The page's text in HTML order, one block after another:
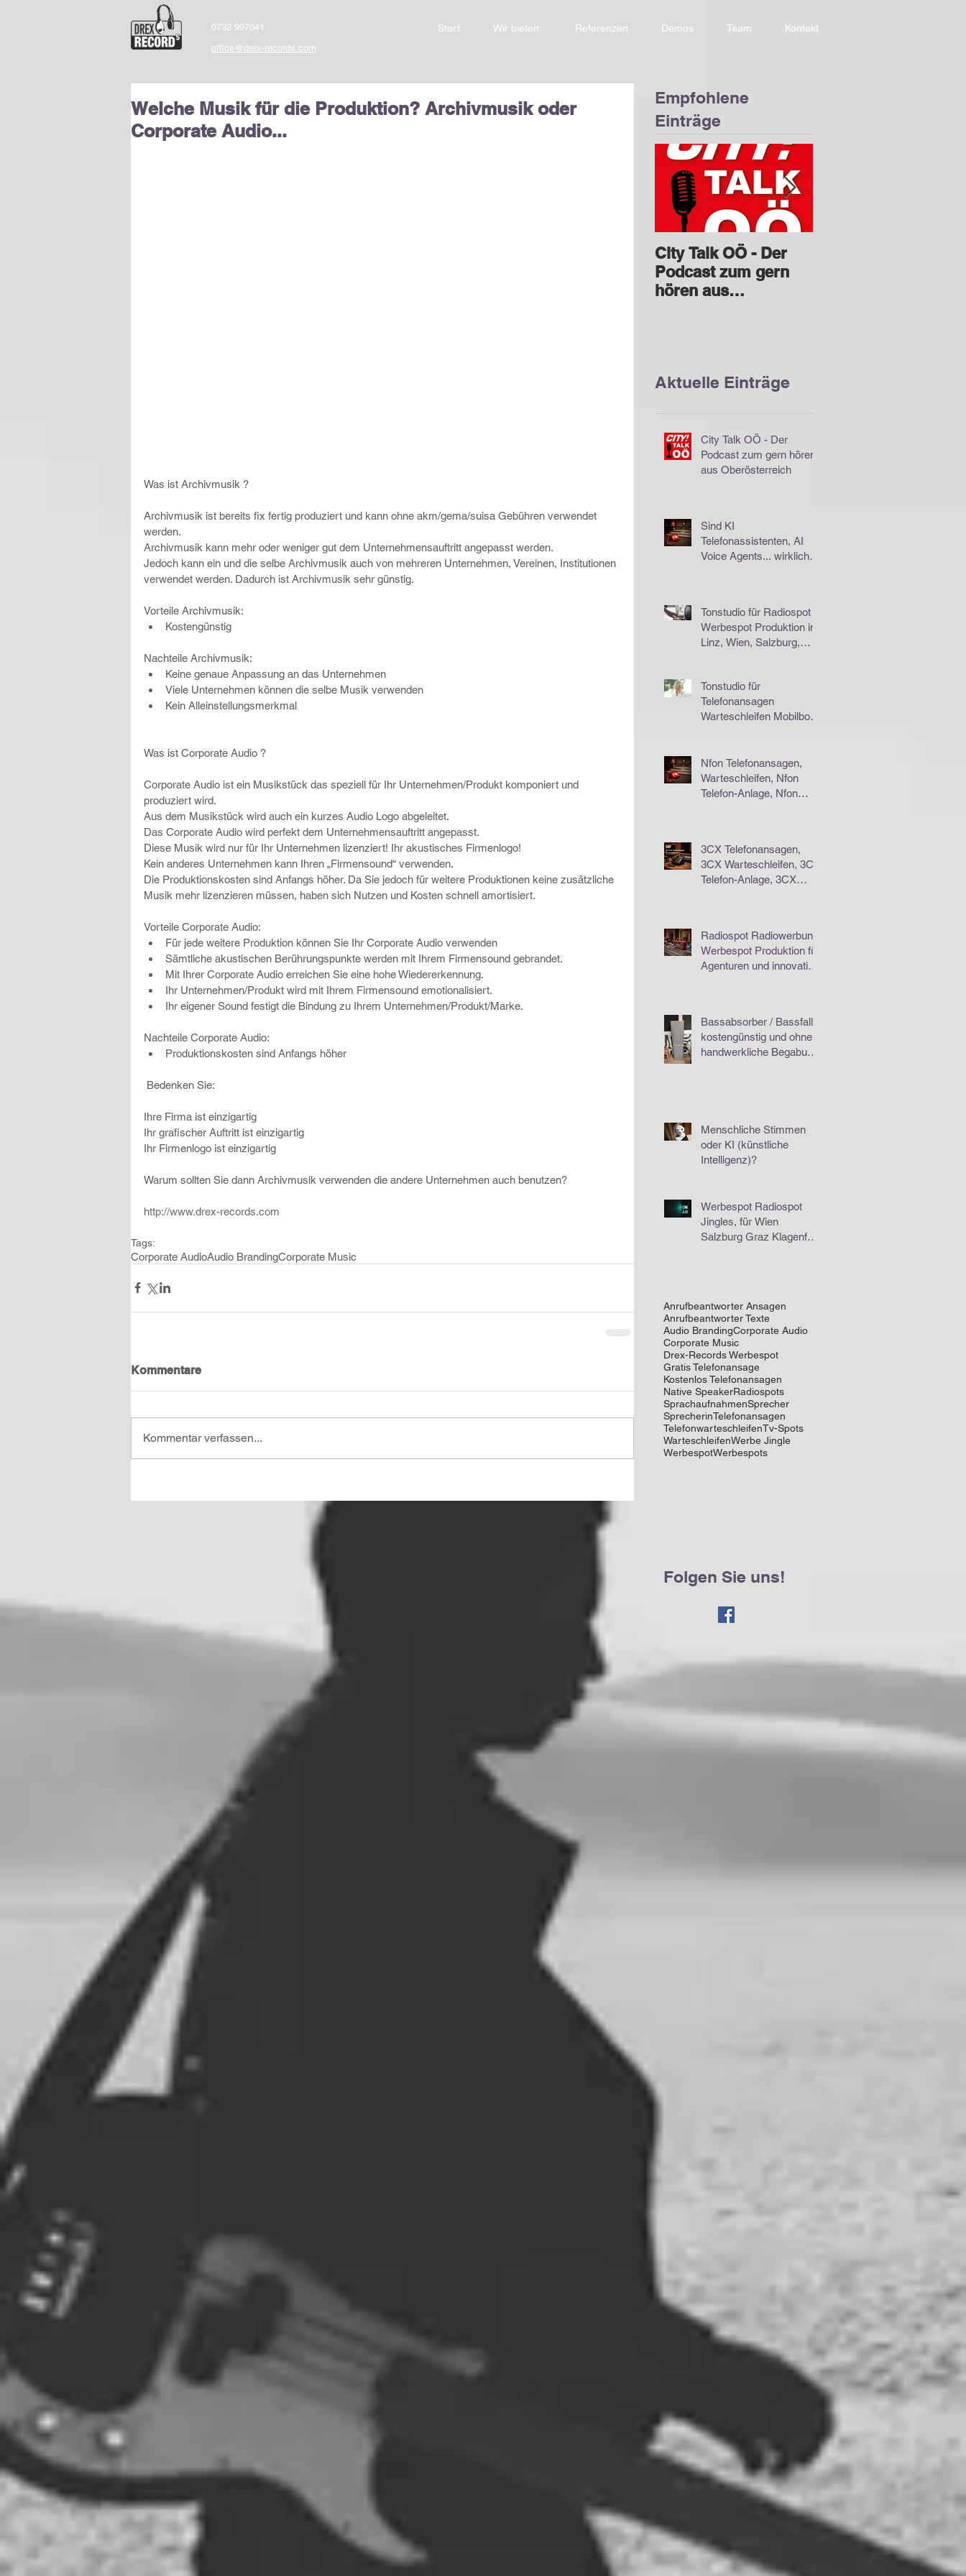
0732 997041
office@drex-records.com
Start Wir bieten: Referenzen Demos Team Kontakt
Welche Musik für die Produktion? Archivmusik oder
Corporate Audio...
Was ist Archivmusik ?
Archivmusik ist bereits fix fertig produziert und kann ohne akm/gema/suisa Gebühren verwendet
werden.
Archivmusik kann mehr oder weniger gut dem Unternehmensauftritt angepasst werden.
Jedoch kann ein und die selbe Archivmusik auch von mehreren Unternehmen, Vereinen, Institutionen
verwendet werden. Dadurch ist Archivmusik sehr günstig.
Vorteile Archivmusik:
Kostengünstig
Nachteile Archivmusik:
Keine genaue Anpassung an das Unternehmen
Viele Unternehmen können die selbe Musik verwenden
Kein Alleinstellungsmerkmal
Was ist Corporate Audio ?
Corporate Audio ist ein Musikstück das speziell für Ihr Unternehmen/Produkt komponiert und
produziert wird.
Aus dem Musikstück wird auch ein kurzes Audio Logo abgeleitet.
Das Corporate Audio wird perfekt dem Unternehmensauftritt angepasst.
Diese Musik wird nur für Ihr Unternehmen lizenziert! Ihr akustisches Firmenlogo!
Kein anderes Unternehmen kann Ihren „Firmensound“ verwenden.
Die Produktionskosten sind Anfangs höher. Da Sie jedoch für weitere Produktionen keine zusätzliche
Musik mehr lizenzieren müssen, haben sich Nutzen und Kosten schnell amortisiert.
Vorteile Corporate Audio:
Für jede weitere Produktion können Sie Ihr Corporate Audio verwenden
Sämtliche akustischen Berührungspunkte werden mit Ihrem Firmensound gebrandet.
Mit Ihrer Corporate Audio erreichen Sie eine hohe Wiedererkennung.
Ihr Unternehmen/Produkt wird mit Ihrem Firmensound emotionalisiert.
Ihr eigener Sound festigt die Bindung zu Ihrem Unternehmen/Produkt/Marke.
Nachteile Corporate Audio:
Produktionskosten sind Anfangs höher
Bedenken Sie:
Ihre Firma ist einzigartig
Ihr grafischer Auftritt ist einzigartig
Ihr Firmenlogo ist einzigartig
Warum sollten Sie dann Archivmusik verwenden die andere Unternehmen auch benutzen?
http://www.drex-records.com
Tags:
Corporate AudioAudio BrandingCorporate Music
Kommentare
Kommentar verfassen...
Empfohlene
Einträge
City Talk OÖ - Der
Podcast zum gern
hören aus
Aktuelle Einträge
City Talk OÖ - Der
Podcast zum gern hören
aus Oberösterreich
Sind KI
Telefonassistenten, AI
Voice Agents... wirklich
Tonstudio für Radiospot
Werbespot Produktion in
Linz, Wien, Salzburg,
Tonstudio für
Telefonansagen
Warteschleifen Mobilbox,
Nfon Telefonansagen,
Warteschleifen, Nfon
Telefon-Anlage, Nfon
3CX Telefonansagen,
3CX Warteschleifen, 3CX
Telefon-Anlage, 3CX
Radiospot Radiowerbung
Werbespot Produktion für
Agenturen und innovative
Bassabsorber / Bassfalle
kostengünstig und ohne
handwerkliche Begabung
Menschliche Stimmen
oder KI (künstliche
Intelligenz)?
Werbespot Radiospot
Jingles, für Wien
Salzburg Graz Klagenfurt
Anrufbeantworter Ansagen
Anrufbeantworter Texte
Audio BrandingCorporate Audio
Corporate Music
Drex-Records Werbespot
Gratis Telefonansage
Kostenlos Telefonansagen
Native SpeakerRadiospots
SprachaufnahmenSprecher
SprecherinTelefonansagen
TelefonwarteschleifenTv-Spots
WarteschleifenWerbe Jingle
WerbespotWerbespots
Folgen Sie uns!